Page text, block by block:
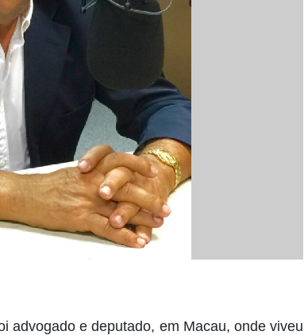
advogado e deputado, em Macau, onde viveu